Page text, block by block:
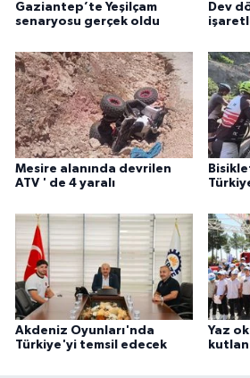
Gaziantep’te Yeşilçam
senaryosu gerçek oldu
Dev
Mesire alanında devrilen
ATV ' de 4 yaralı
Akdeniz Oyunları'nda
Türkiye'yi temsil edecek
Yaz